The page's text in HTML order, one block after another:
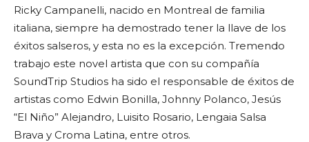
Ricky Campanelli, nacido en Montreal de familia
italiana, siempre ha demostrado tener la llave de los
éxitos salseros, y esta no es la excepción. Tremendo
trabajo este novel artista que con su compañía
SoundTrip Studios ha sido el responsable de éxitos de
artistas como Edwin Bonilla, Johnny Polanco, Jesús
“El Niño” Alejandro, Luisito Rosario, Lengaia Salsa
Brava y Croma Latina, entre otros.